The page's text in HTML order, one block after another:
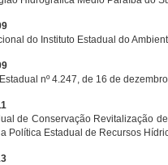
do Instituto Estadual do
nº 4.247, de 16 de
de Conservação Revitalização
Política Estadual de Recursos